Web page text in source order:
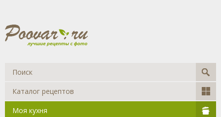
Каталог рецептов
Моя кухня